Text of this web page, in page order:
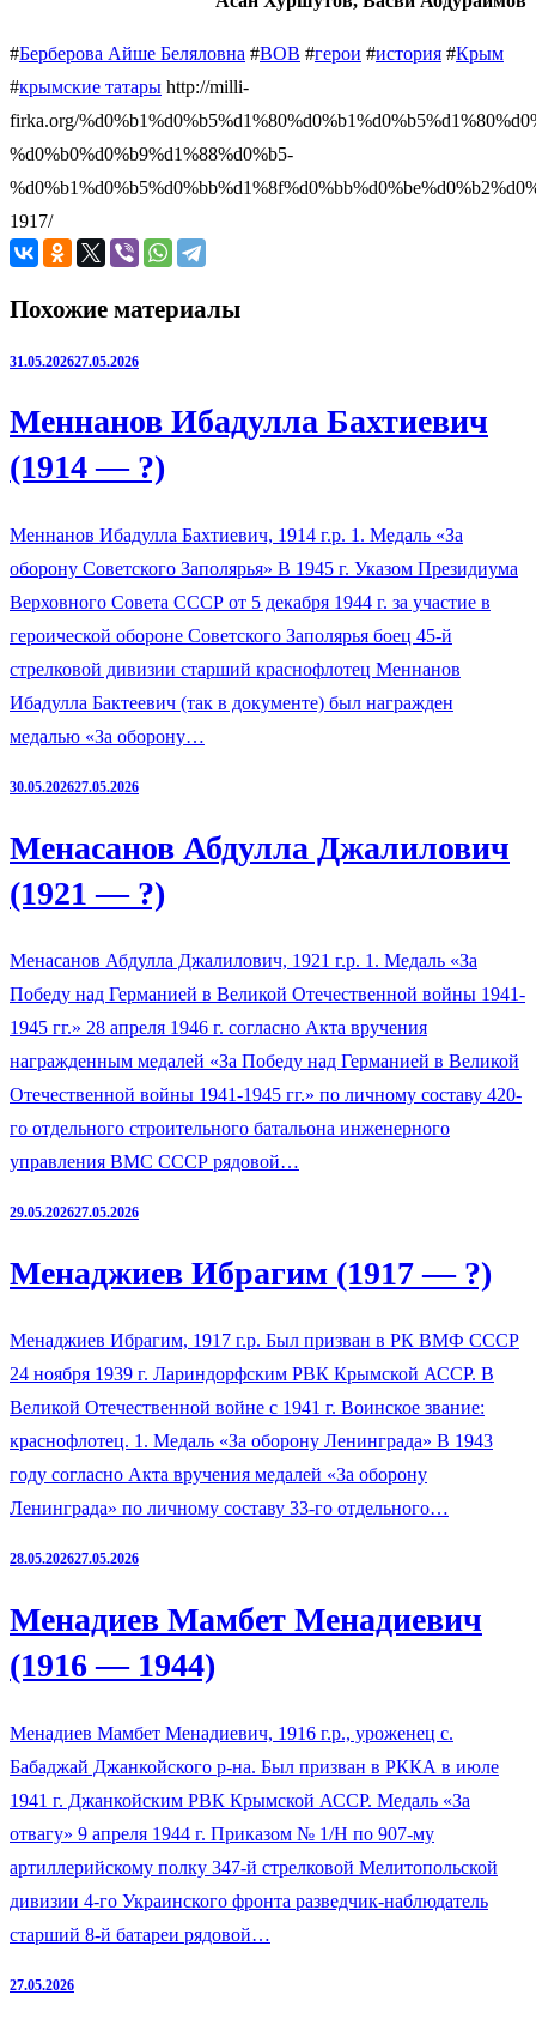
#Берберова Айше Беляловна #ВОВ #герои #история #Крым
#крымские татары http://milli-
firka.org/
%d0%b0%d0%b9%d1%88%d0%b5-
1917/
Похожие материалы
31.05.202627.05.2026
Меннанов Ибадулла Бахтиевич
(1914 — ?)
Меннанов Ибадулла Бахтиевич, 1914 г.р. 1. Медаль «За
оборону Советского Заполярья» В 1945 г. Указом Президиума
Верховного Совета СССР от 5 декабря 1944 г. за участие в
героической обороне Советского Заполярья боец 45-й
стрелковой дивизии старший краснофлотец Меннанов
Ибадулла Бактеевич (так в документе) был награжден
медалью «За оборону…
30.05.202627.05.2026
Менасанов Абдулла Джалилович
(1921 — ?)
Менасанов Абдулла Джалилович, 1921 г.р. 1. Медаль «За
Победу над Германией в Великой Отечественной войны 1941-
1945 гг.» 28 апреля 1946 г. согласно Акта вручения
награжденным медалей «За Победу над Германией в Великой
Отечественной войны 1941-1945 гг.» по личному составу 420-
го отдельного строительного батальона инженерного
управления ВМС СССР рядовой…
29.05.202627.05.2026
Менаджиев Ибрагим (1917 — ?)
Менаджиев Ибрагим, 1917 г.р. Был призван в РК ВМФ СССР
24 ноября 1939 г. Лариндорфским РВК Крымской АССР. В
Великой Отечественной войне с 1941 г. Воинское звание:
краснофлотец. 1. Медаль «За оборону Ленинграда» В 1943
году согласно Акта вручения медалей «За оборону
Ленинграда» по личному составу 33-го отдельного…
28.05.202627.05.2026
Менадиев Мамбет Менадиевич
(1916 — 1944)
Менадиев Мамбет Менадиевич, 1916 г.р., уроженец с.
Бабаджай Джанкойского р-на. Был призван в РККА в июле
1941 г. Джанкойским РВК Крымской АССР. Медаль «За
отвагу» 9 апреля 1944 г. Приказом № 1/Н по 907-му
артиллерийскому полку 347-й стрелковой Мелитопольской
дивизии 4-го Украинского фронта разведчик-наблюдатель
старший 8-й батареи рядовой…
27.05.2026